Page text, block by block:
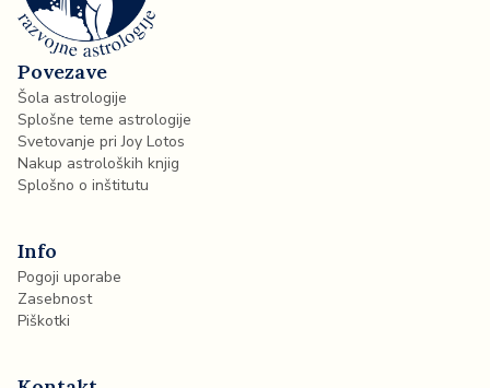
Povezave
Šola astrologije
Splošne teme astrologije
Svetovanje pri Joy Lotos
Nakup astroloških knjig
Splošno o inštitutu
Info
Pogoji uporabe
Zasebnost
Piškotki